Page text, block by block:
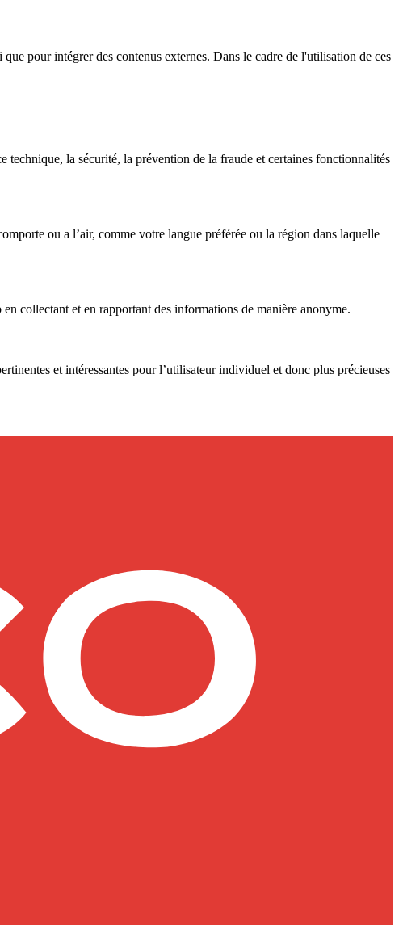
pour intégrer des contenus externes. Dans le cadre de l'utilisation de ces
technique, la sécurité, la prévention de la fraude et certaines fonctionnalités
ou a l’air, comme votre langue préférée ou la région dans laquelle
collectant et en rapportant des informations de manière anonyme.
et intéressantes pour l’utilisateur individuel et donc plus précieuses